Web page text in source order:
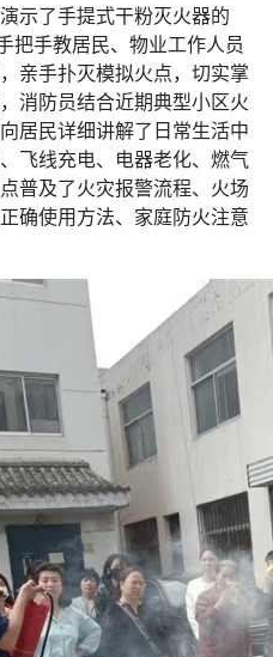
示了手提式干粉灭火器的
把手教居民、物业工作人员
亲手扑灭模拟火点，切实掌
消防员结合近期典型小区火
居民详细讲解了日常生活中
飞线充电、电器老化、燃气
普及了火灾报警流程、火场
确使用方法、家庭防火注意